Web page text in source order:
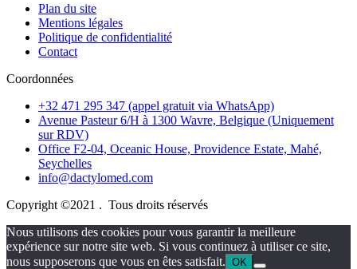
Plan du site
Mentions légales
Politique de confidentialité
Contact
Coordonnées
+32 471 295 347 (appel gratuit via WhatsApp)
Avenue Pasteur 6/H à 1300 Wavre, Belgique (Uniquement
sur RDV)
Office F2-04, Oceanic House, Providence Estate, Mahé,
Seychelles
info@dactylomed.com
Copyright ©2021 . Tous droits réservés
Nous utilisons des cookies pour vous garantir la meilleure
expérience sur notre site web. Si vous continuez à utiliser ce site,
nous supposerons que vous en êtes satisfait. OK